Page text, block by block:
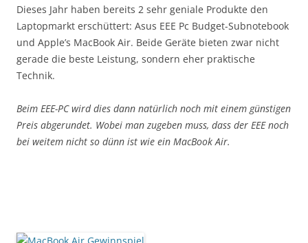
Dieses Jahr haben bereits 2 sehr geniale Produkte den
Laptopmarkt erschüttert: Asus EEE Pc Budget-Subnotebook
und Apple’s MacBook Air. Beide Geräte bieten zwar nicht
gerade die beste Leistung, sondern eher praktische
Technik.
Beim EEE-PC wird dies dann natürlich noch mit einem günstigen
Preis abgerundet. Wobei man zugeben muss, dass der EEE noch
bei weitem nicht so dünn ist wie ein MacBook Air.